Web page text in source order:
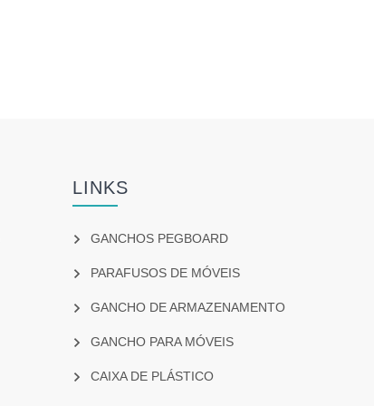
LINKS
GANCHOS PEGBOARD
PARAFUSOS DE MÓVEIS
GANCHO DE ARMAZENAMENTO
GANCHO PARA MÓVEIS
CAIXA DE PLÁSTICO